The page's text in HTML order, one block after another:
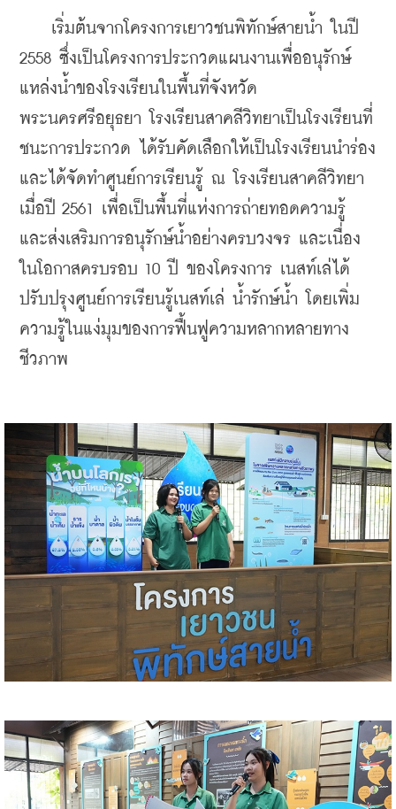
เริ่มต้นจากโครงการเยาวชนพิทักษ์สายน้ำ ในปี
2558 ซึ่งเป็นโครงการประกวดแผนงานเพื่ออนุรักษ์
แหล่งน้ำของโรงเรียนในพื้นที่จังหวัด
พระนครศรีอยุธยา โรงเรียนสาคลีวิทยาเป็นโรงเรียนที่
ชนะการประกวด ได้รับคัดเลือกให้เป็นโรงเรียนนำร่อง
และได้จัดทำศูนย์การเรียนรู้ ณ โรงเรียนสาคลีวิทยา
เมื่อปี 2561 เพื่อเป็นพื้นที่แห่งการถ่ายทอดความรู้
และส่งเสริมการอนุรักษ์น้ำอย่างครบวงจร และเนื่อง
ในโอกาสครบรอบ 10 ปี ของโครงการ เนสท์เล่ได้
ปรับปรุงศูนย์การเรียนรู้เนสท์เล่ น้ำรักษ์น้ำ โดยเพิ่ม
ความรู้ในแง่มุมของการฟื้นฟูความหลากหลายทาง
ชีวภาพ